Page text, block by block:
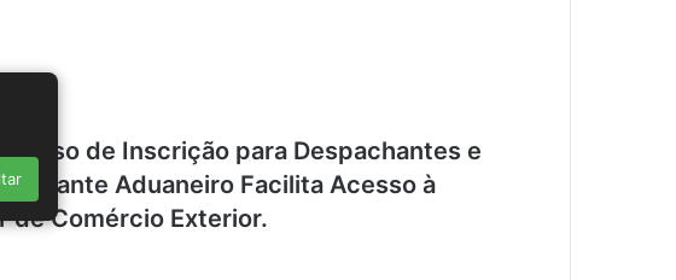
de Inscrição para Despachantes e
Aduaneiro Facilita Acesso à
de Comércio Exterior.